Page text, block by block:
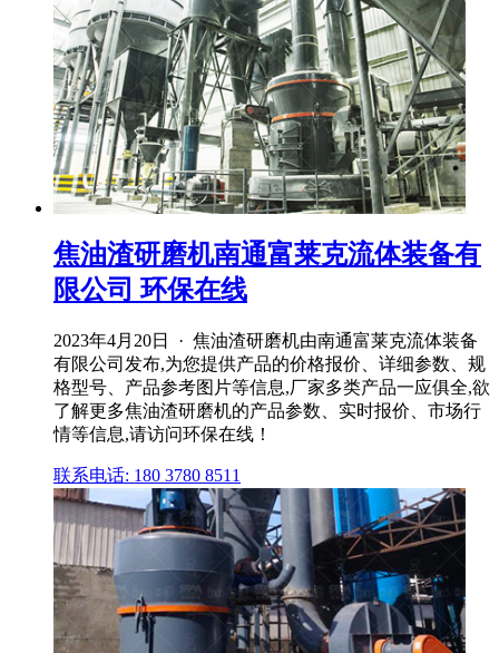
焦油渣研磨机南通富莱克流体装备有
限公司 环保在线
2023年4月20日 · 焦油渣研磨机由南通富莱克流体装备
有限公司发布,为您提供产品的价格报价、详细参数、规
格型号、产品参考图片等信息,厂家多类产品一应俱全,欲
了解更多焦油渣研磨机的产品参数、实时报价、市场行
情等信息,请访问环保在线！
联系电话: 180 3780 8511